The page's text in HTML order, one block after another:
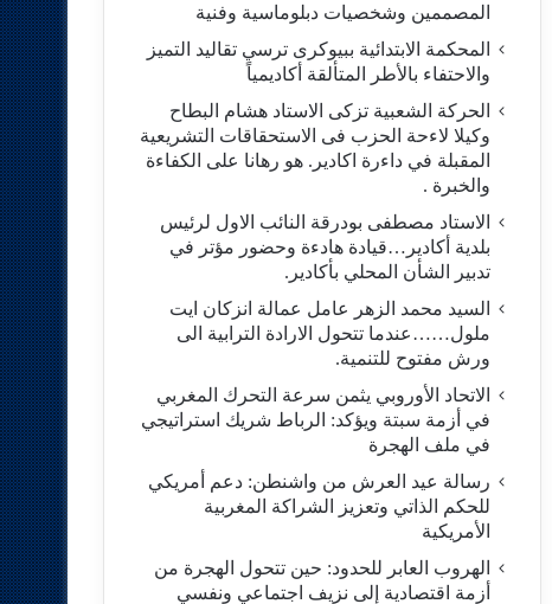
المصممين وشخصيات دبلوماسية وفنية
المحكمة الابتدائية ببيوكرى ترسي تقاليد التميز
والاحتفاء بالأطر المتألقة أكاديمياً
الحركة الشعبية تزكى الاستاد هشام البطاح
وكيلا لاءحة الحزب فى الاستحقاقات التشريعية
المقبلة في داءرة اكادير. هو رهانا على الكفاءة
والخبرة .
الاستاد مصطفى بودرقة النائب الاول لرئيس
بلدية أكادير…قيادة هادءة وحضور مؤتر في
تدبير الشأن المحلي بأكادير.
السيد محمد الزهر عامل عمالة انزكان ايت
ملول……عندما تتحول الارادة الترابية الى
ورش مفتوح للتنمية.
الاتحاد الأوروبي يثمن سرعة التحرك المغربي
في أزمة سبتة ويؤكد: الرباط شريك استراتيجي
في ملف الهجرة
رسالة عيد العرش من واشنطن: دعم أمريكي
للحكم الذاتي وتعزيز الشراكة المغربية
الأمريكية
​الهروب العابر للحدود: حين تتحول الهجرة من
أزمة اقتصادية إلى نزيف اجتماعي ونفسي